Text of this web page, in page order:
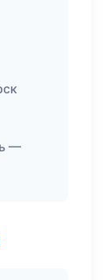
—